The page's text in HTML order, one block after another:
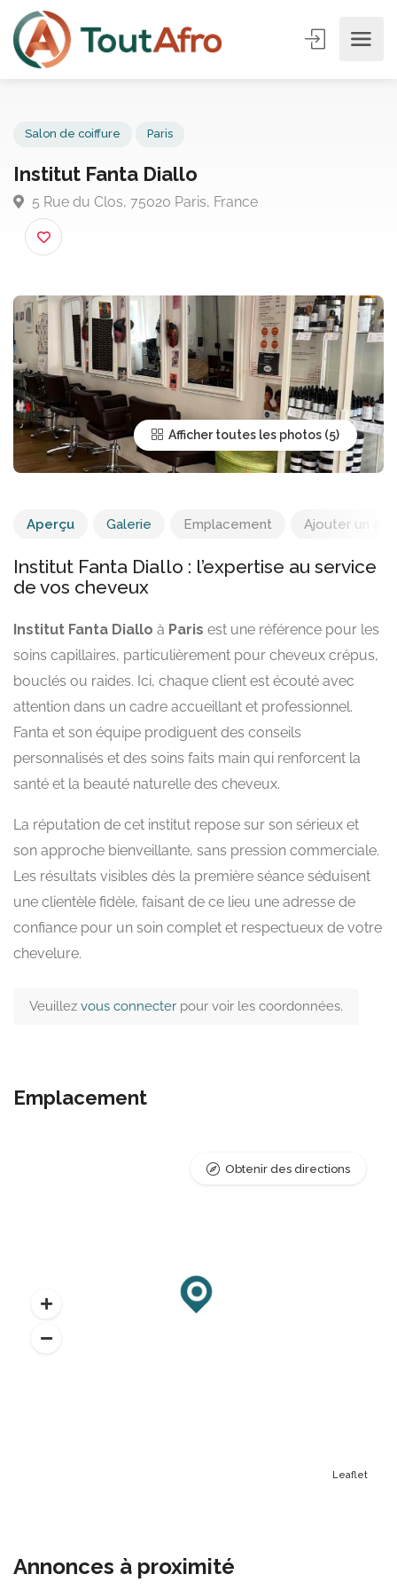
Institut Fanta Diallo
5 Rue du Clos, 75020 Paris, France
Afficher toutes les photos
Aperçu Galerie Emplacement Ajouter un avis
Institut Fanta Diallo : l’expertise au service
de vos cheveux
Institut Fanta Diallo à Paris est une référence pour les
soins capillaires, particulièrement pour cheveux crépus,
bouclés ou raides. Ici, chaque client est écouté avec
attention dans un cadre accueillant et professionnel.
Fanta et son équipe prodiguent des conseils
personnalisés et des soins faits main qui renforcent la
santé et la beauté naturelle des cheveux.
La réputation de cet institut repose sur son sérieux et
son approche bienveillante, sans pression commerciale.
Les résultats visibles dès la première séance séduisent
une clientèle fidèle, faisant de ce lieu une adresse de
confiance pour un soin complet et respectueux de votre
chevelure.
Veuillez vous connecter pour voir les coordonnées.
Emplacement
Leaflet
Obtenir des directions
Annonces à proximité